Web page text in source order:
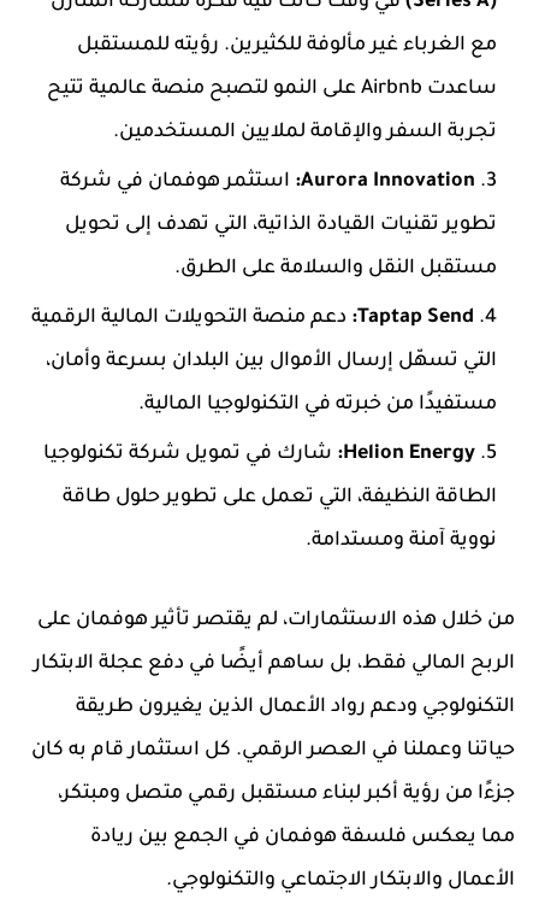
مع الغرباء غير مألوفة للكثيرين. رؤيته للمستقبل
ساعدت Airbnb على النمو لتصبح منصة عالمية تتيح
تجربة السفر والإقامة لملايين المستخدمين.
Aurora Innovation: استثمر هوفمان في شركة
تطوير تقنيات القيادة الذاتية، التي تهدف إلى تحويل
مستقبل النقل والسلامة على الطرق.
Taptap Send: دعم منصة التحويلات المالية الرقمية
التي تسهّل إرسال الأموال بين البلدان بسرعة وأمان،
مستفيدًا من خبرته في التكنولوجيا المالية.
Helion Energy:
شارك في تمويل شركة تكنولوجيا
الطاقة النظيفة، التي تعمل على تطوير حلول طاقة
نووية آمنة ومستدامة.
من خلال هذه الاستثمارات، لم يقتصر تأثير هوفمان على
الربح المالي فقط، بل ساهم أيضًا في دفع عجلة الابتكار
التكنولوجي ودعم رواد الأعمال الذين يغيرون طريقة
حياتنا وعملنا في العصر الرقمي. كل استثمار قام به كان
جزءًا من رؤية أكبر لبناء مستقبل رقمي متصل ومبتكر،
مما يعكس فلسفة هوفمان في الجمع بين ريادة
الأعمال والابتكار الاجتماعي والتكنولوجي.